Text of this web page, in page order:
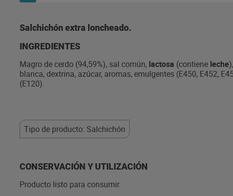
Salchichón extra loncheado.
INGREDIENTES
Magro de cerdo (94,59%), sal común, lactosa (contiene leche
blanca, dextrina, azúcar, aromas, emulgentes (E450, E452,
(E120).
Tipo de producto: Salchichón
CONSERVACIÓN Y UTILIZACIÓN
Producto listo para consumir.